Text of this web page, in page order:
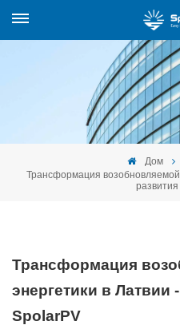
Дом
Трансформация
Трансформация
энергетики в Латвии
SpolarPV